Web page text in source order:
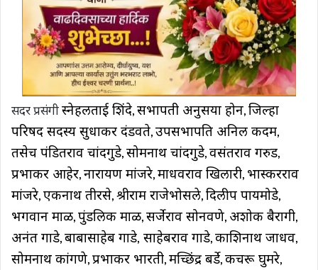
सदर प्रसंगीस्नेहलताई शिंदे, सभापती अनुसया होन, जिल्हा
परिषद सदस्य सुधाकर दंडवते, उपसभापति अनिल कदम,
तसेच पंडितराव चांदगुडे, सोमनाथ चांदगुडे, वसंतराव गरुड,
प्रभाकर आहेर, नारायण मांजरे, माधवराव खिलारी, भास्करराव
मांजरे, एकनाथ तीरसे, श्रीराम राजेभोसले, दिलीप पायमोडे,
भगवान माळी, पुंडलिक माळी, सर्जेराव सोनवणे, अशोक बैरागी,
अनंत गाडे, बाबासाहेब गाडे, साहेबराव गाडे, काशिनाथ जाधव,
सोमनाथ कांगणे, प्रभाकर भारती, मच्छिंद्र बर्डे, कचरू घुमरे,